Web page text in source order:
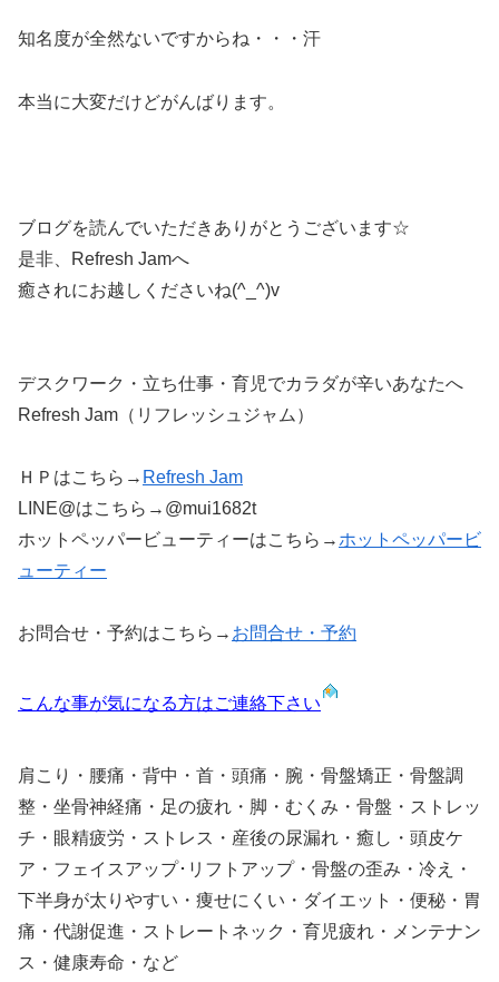
知名度が全然ないですからね・・・汗
本当に大変だけどがんばります。
ブログを読んでいただきありがとうございます☆
是非、Refresh Jamへ
癒されにお越しくださいね(^_^)v
デスクワーク・立ち仕事・育児でカラダが辛いあなたへ
Refresh Jam（リフレッシュジャム）
ＨＰはこちら→ Refresh Jam
LINE@はこちら→@mui1682t
ホットペッパービューティーはこちら→ ホットペッパービ
ューティー
お問合せ・予約はこちら→ お問合せ・予約
こんな事が気になる方はご連絡下さい
肩こり・腰痛・背中・首・頭痛・腕・骨盤矯正・骨盤調
整・坐骨神経痛・足の疲れ・脚・むくみ・骨盤・ストレッ
チ・眼精疲労・ストレス・産後の尿漏れ・癒し・頭皮ケ
ア・フェイスアップ･リフトアップ・骨盤の歪み・冷え・
下半身が太りやすい・痩せにくい・ダイエット・便秘・胃
痛・代謝促進・ストレートネック・育児疲れ・メンテナン
ス・健康寿命・など